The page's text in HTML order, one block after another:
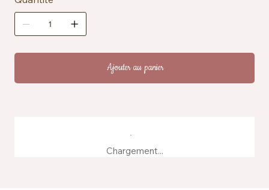
Entretien : lavage à la main
Ajouter au panier
Chargement...